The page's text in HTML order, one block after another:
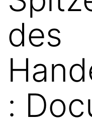
des
: